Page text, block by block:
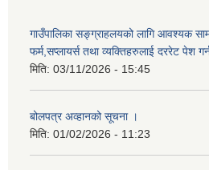
गाउँपालिका सङ्ग्राहलयको लागि आवश्यक
फर्म,सप्लायर्स तथा व्यक्तिहरुलाई दररेट पेश
मिति: 03/11/2026 - 15:45
बोलपत्र अव्हानको सूचना ।
मिति: 01/02/2026 - 11:23